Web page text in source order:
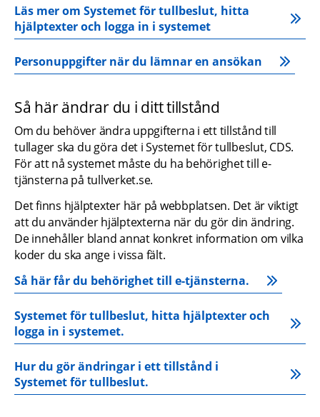
Läs mer om Systemet för tullbeslut, hitta
hjälptexter och logga in i systemet
Personuppgifter när du lämnar en ansökan
Så här ändrar du i ditt tillstånd
Om du behöver ändra uppgifterna i ett tillstånd till
tullager ska du göra det i Systemet för tullbeslut, CDS.
För att nå systemet måste du ha behörighet till e-
tjänsterna på tullverket.se.
Det finns hjälptexter här på webbplatsen. Det är viktigt
att du använder hjälptexterna när du gör din ändring.
De innehåller bland annat konkret information om vilka
koder du ska ange i vissa fält.
Så här får du behörighet till e-tjänsterna.
Systemet för tullbeslut, hitta hjälptexter och
logga in i systemet.
Hur du gör ändringar i ett tillstånd i
Systemet för tullbeslut.